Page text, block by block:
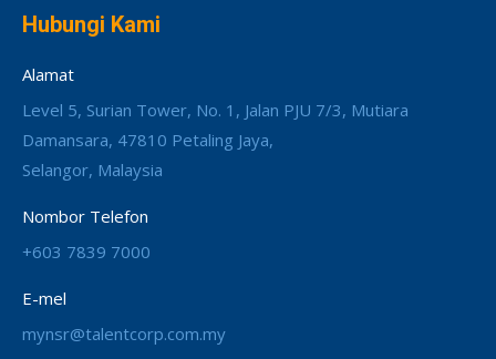
Hubungi Kami
Alamat
Level 5, Surian Tower, No. 1, Jalan PJU 7/3, Mutiara
Damansara, 47810 Petaling Jaya,
Selangor, Malaysia
Nombor Telefon
+603 7839 7000
E-mel
mynsr@talentcorp.com.my